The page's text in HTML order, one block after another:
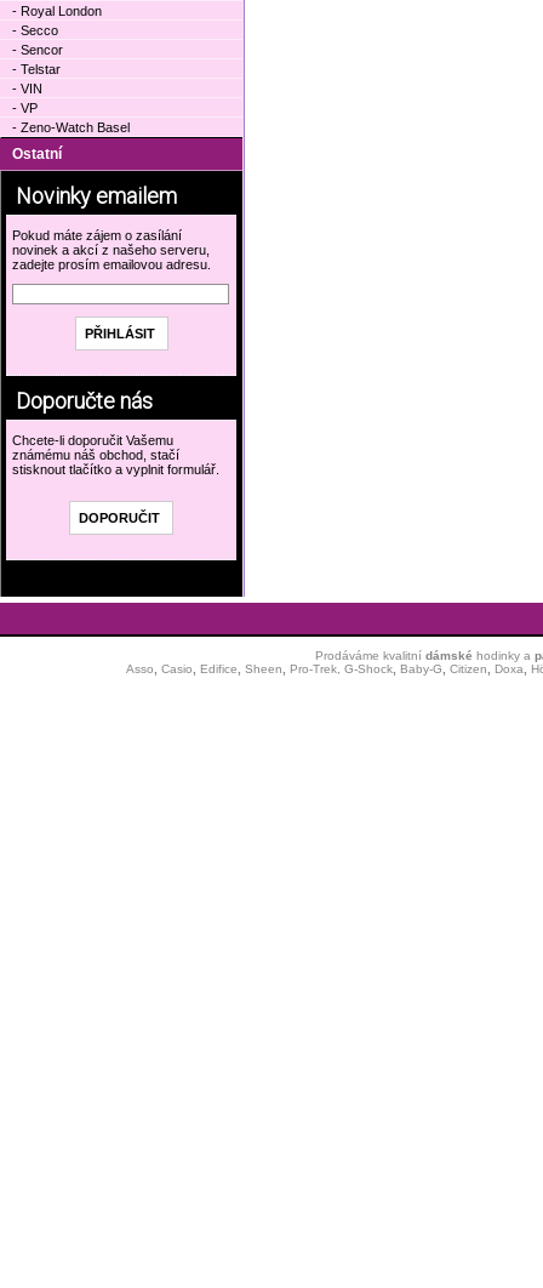
- Royal London
- Secco
- Sencor
- Telstar
- VIN
- VP
- Zeno-Watch Basel
Ostatní
Novinky emailem
Pokud máte zájem o zasílání
novinek a akcí z našeho serveru,
zadejte prosím emailovou adresu.
Doporučte nás
Chcete-li doporučit Vašemu
známému náš obchod, stačí
stisknout tlačítko a vyplnit formulář.
Prodáváme kvalitní dámské hodinkya
Asso
Casio Edifice Sheen Pro-Trek, G-Shock, Baby-G Citizen Doxa